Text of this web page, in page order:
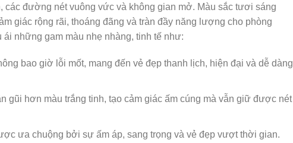
các đường nét vuông vức và không gian mở. Màu sắc tươi sáng
giác rộng rãi, thoáng đãng và tràn đầy năng lượng cho phòng
những gam màu nhẹ nhàng, tinh tế như:
bao giờ lỗi mốt, mang đến vẻ đẹp thanh lịch, hiện đại và dễ dàng
gũi hơn màu trắng tinh, tạo cảm giác ấm cúng mà vẫn giữ được nét
ưa chuộng bởi sự ấm áp, sang trọng và vẻ đẹp vượt thời gian.